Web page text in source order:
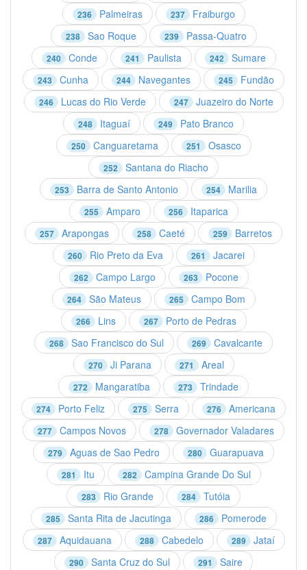
236 Palmeiras 237 Fraiburgo
238 Sao Roque 239 Passa-Quatro
240 Conde 241 Paulista 242 Sumare
243 Cunha 244 Navegantes 245 Fundão
246 Lucas do Rio Verde 247 Juazeiro do Norte
248 Itaguaí 249 Pato Branco
250 Canguaretama 251 Osasco
252 Santana do Riacho
253 Barra de Santo Antonio 254 Marilia
255 Amparo 256 Itaparica
257 Arapongas 258 Caeté 259 Barretos
260 Rio Preto da Eva 261 Jacarei
262 Campo Largo 263 Pocone
264 São Mateus 265 Campo Bom
266 Lins 267 Porto de Pedras
268 Sao Francisco do Sul 269 Cavalcante
270 Ji Parana 271 Areal
272 Mangaratiba 273 Trindade
274 Porto Feliz 275 Serra 276 Americana
277 Campos Novos 278 Governador Valadares
279 Aguas de Sao Pedro 280 Guarapuava
281 Itu 282 Campina Grande Do Sul
283 Rio Grande 284 Tutóia
285 Santa Rita de Jacutinga 286 Pomerode
287 Aquidauana 288 Cabedelo 289 Jataí
290 Santa Cruz do Sul 291 Saire